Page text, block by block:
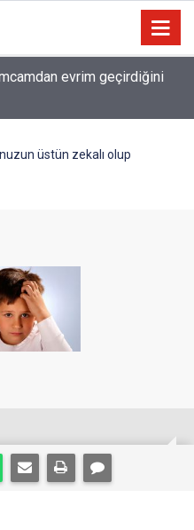
evrim geçirdiğini
üstün zekalı olup